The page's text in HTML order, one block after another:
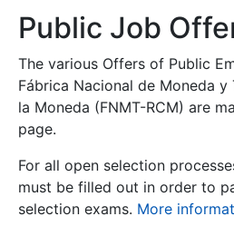
Show/Hide
Show/Hide
Public Job
The various Offers of Public
Fábrica Nacional de Moneda y
la Moneda (FNMT-RCM) are
page.
For all open selection
must be filled out in order to
selection exams. More